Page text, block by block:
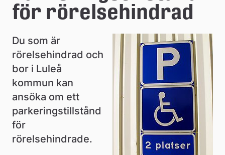
å
o
m
m
u
n
för rörelsehindrad
Du som är
rörelsehindrad och
bor i Luleå
kommun kan
ansöka om ett
parkeringstillstånd
för
rörelsehindrade.